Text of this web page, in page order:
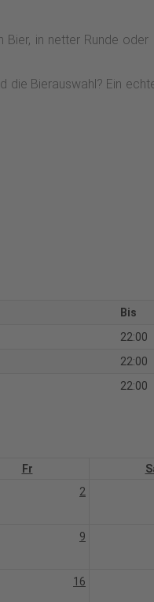
in netter Runde
Bierauswahl? Ein
Bis
22:00
22:00
22:00
Fr
2
9
16